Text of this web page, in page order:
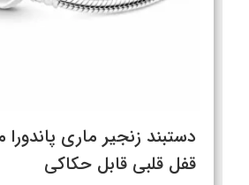
دستبند زنجیر ماری
قفل قلبی قابل حکاکی